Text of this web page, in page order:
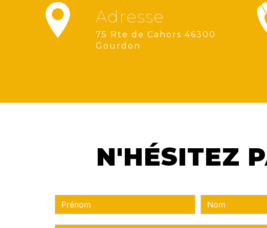
Adresse
75 Rte de Cahors 46300
Gourdon
N'HÉSITEZ